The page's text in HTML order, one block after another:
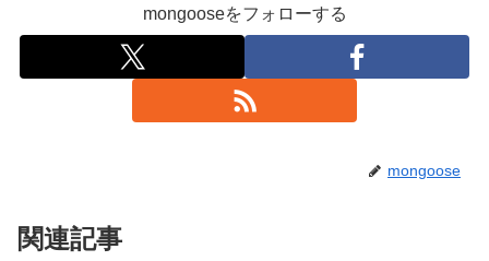
mongooseをフォローする
mongoose
関連記事